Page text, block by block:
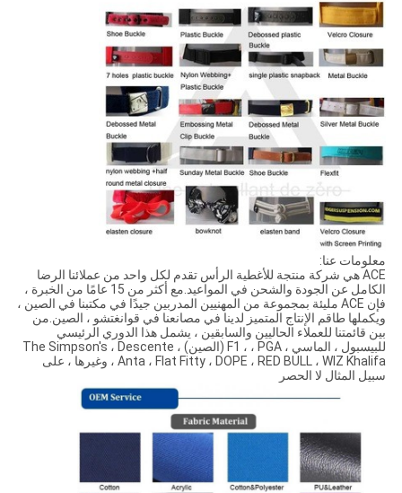
معلومات عنا:
ACE هي شركة منتجة للأغطية الرأس تقدم لكل واحد من عملائنا الرضا
الكامل عن الجودة والشحن في المواعيد.مع أكثر من 15 عامًا من الخبرة ،
فإن ACE مليئة بمجموعة من المهنيين المدربين جيدًا في مكتبنا في الصين ،
ويكملها طاقم الإنتاج المتميز لدينا في مصانعنا في قوانغتشو ، الصين.من
بين قائمتنا للعملاء الحاليين والسابقين ، يشمل هذا الدوري الرئيسي
للبيسبول ، الماسي ، F1 ، ، PGA (الصين) ، The Simpson's ، Descente
، Anta ، Flat Fitty ، DOPE ، RED BULL ، WIZ Khalifa وغيرها ، على
سبيل المثال لا الحصر